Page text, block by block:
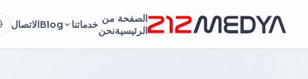
الصفحة
الرئيسية
من
نحنخدماتنا Blogالاتصال